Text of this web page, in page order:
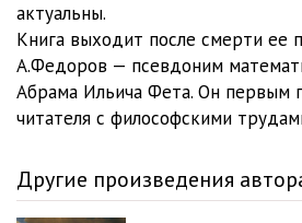
18_Глава_10_Крысы
19_Глава_11_Союз
21_Глава_11_Союз
актуальны.
Книга выходит после смерти ее
А.Федоров — псевдоним
Абрама Ильича Фета. Он первым
читателя с философскими
Другие произведения